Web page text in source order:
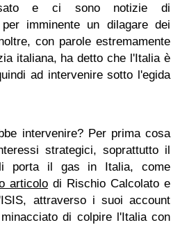
e ci sono notizie di
imminente un dilagare dei
con parole estremamente
italiana, ha detto che l'Italia è
ad intervenire sotto l'egida
intervenire? Per prima cosa
strategici, soprattutto il
porta il gas in Italia, come
articolo di Rischio Calcolato e
attraverso i suoi account
di colpire l'Italia con